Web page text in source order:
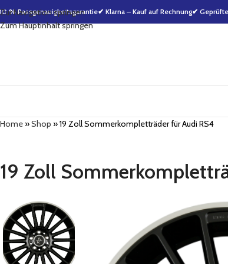
Zur Navigation springen
Zum Hauptinhalt springen
% Passgenauigkeitsgarantie✔ Klarna – Kauf auf Rechnung✔
Home»Shop »19 Zoll Sommerkompletträder für Audi RS4
19 Zoll